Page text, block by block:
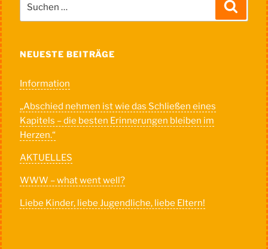
nach:
Suchen
NEUESTE BEITRÄGE
Information
„Abschied nehmen ist wie das Schließen eines
Kapitels – die besten Erinnerungen bleiben im
Herzen.“
AKTUELLES
WWW – what went well?
Liebe Kinder, liebe Jugendliche, liebe Eltern!